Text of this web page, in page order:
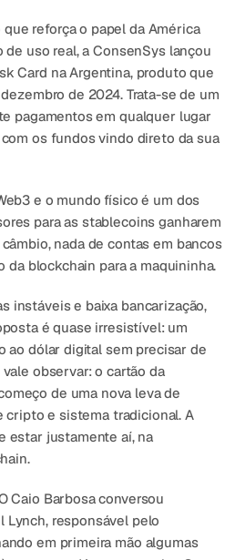
reforça o papel da América
uso real, a ConsenSys lançou
Card na Argentina, produto que
de 2024. Trata-se de um
pagamentos em qualquer lugar
os fundos vindo direto da sua
e o mundo físico é um dos
para as stablecoins ganharem
nada de contas em bancos
da blockchain para a maquininha.
instáveis e baixa bancarização,
é quase irresistível: um
ao dólar digital sem precisar de
observar: o cartão da
de uma nova leva de
cripto e sistema tradicional. A
estar justamente aí, na
Caio Barbosa conversou
Lynch, responsável pelo
em primeira mão algumas